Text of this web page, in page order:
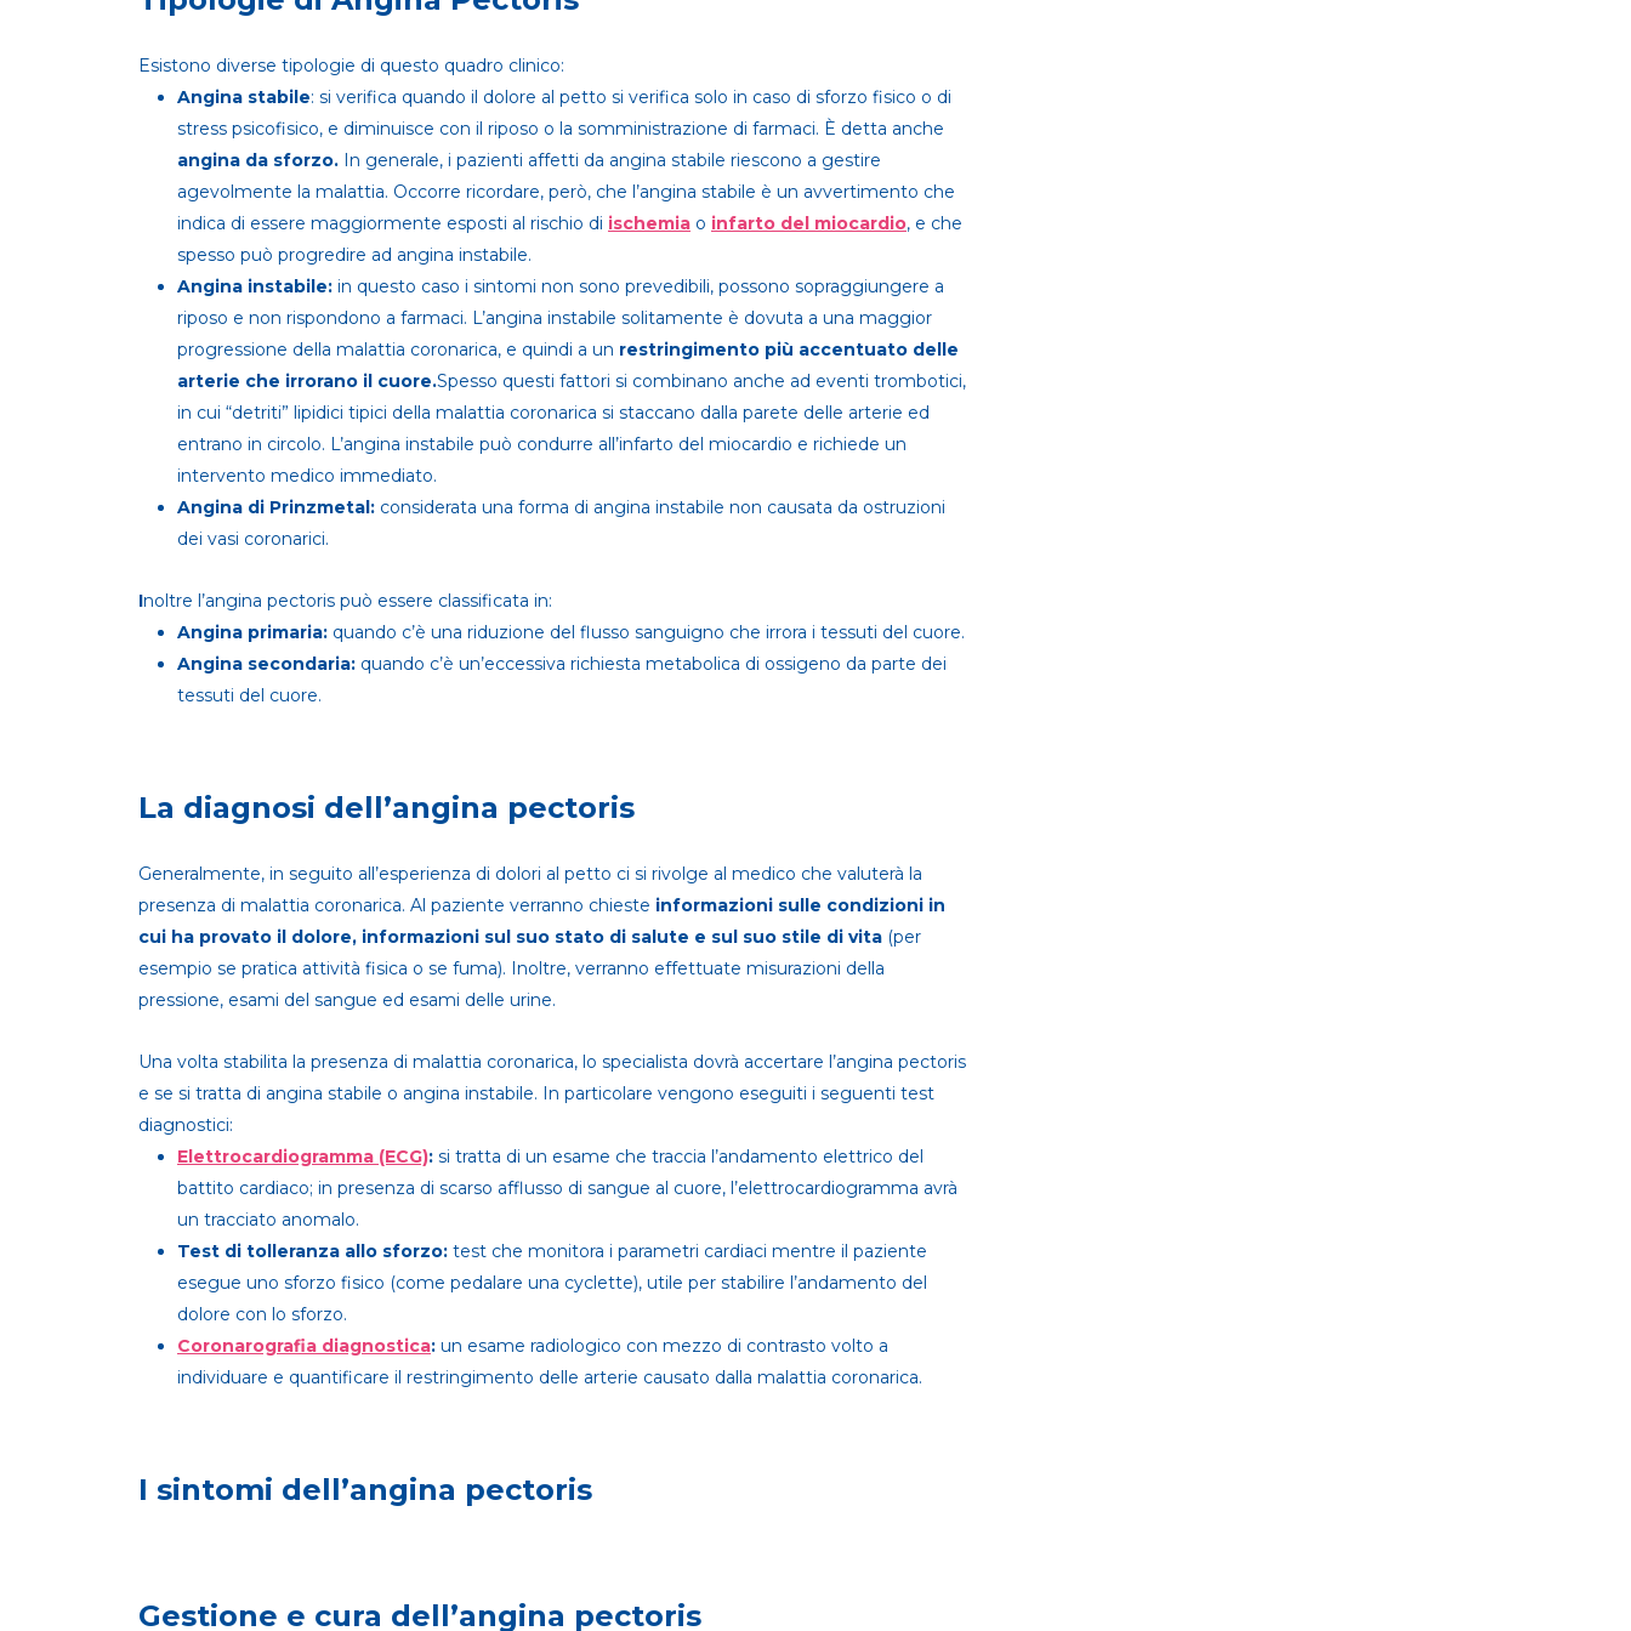
Esistono diverse tipologie di questo quadro clinico:
Angina stabile: si verifica quando il dolore al petto si verifica solo in caso di sforzo fisico o di
stress psicofisico, e diminuisce con il riposo o la somministrazione di farmaci. È detta anche
angina da sforzo. In generale, i pazienti affetti da angina stabile riescono a gestire
agevolmente la malattia. Occorre ricordare, però, che l’angina stabile è un avvertimento che
indica di essere maggiormente esposti al rischio di ischemia o infarto del miocardio, e che
spesso può progredire ad angina instabile.
Angina instabile: in questo caso i sintomi non sono prevedibili, possono sopraggiungere a
riposo e non rispondono a farmaci. L’angina instabile solitamente è dovuta a una maggior
progressione della malattia coronarica, e quindi a un restringimento più accentuato delle
arterie che irrorano il cuore.Spesso questi fattori si combinano anche ad eventi trombotici,
in cui “detriti” lipidici tipici della malattia coronarica si staccano dalla parete delle arterie ed
entrano in circolo. L’angina instabile può condurre all’infarto del miocardio e richiede un
intervento medico immediato.
Angina di Prinzmetal: considerata una forma di angina instabile non causata da ostruzioni
dei vasi coronarici.
Inoltre l’angina pectoris può essere classificata in:
Angina primaria: quando c’è una riduzione del flusso sanguigno che irrora i tessuti del cuore.
Angina secondaria: quando c’è un’eccessiva richiesta metabolica di ossigeno da parte dei
tessuti del cuore.
La diagnosi dell’angina pectoris
Generalmente, in seguito all’esperienza di dolori al petto ci si rivolge al medico che valuterà la
presenza di malattia coronarica. Al paziente verranno chieste informazioni sulle condizioni in
cui ha provato il dolore, informazioni sul suo stato di salute e sul suo stile di vita (per
esempio se pratica attività fisica o se fuma). Inoltre, verranno effettuate misurazioni della
pressione, esami del sangue ed esami delle urine.
Una volta stabilita la presenza di malattia coronarica, lo specialista dovrà accertare l’angina pectoris
e se si tratta di angina stabile o angina instabile. In particolare vengono eseguiti i seguenti test
diagnostici:
Elettrocardiogramma (ECG): si tratta di un esame che traccia l’andamento elettrico del
battito cardiaco; in presenza di scarso afflusso di sangue al cuore, l’elettrocardiogramma avrà
un tracciato anomalo.
Test di tolleranza allo sforzo: test che monitora i parametri cardiaci mentre il paziente
esegue uno sforzo fisico (come pedalare una cyclette), utile per stabilire l’andamento del
dolore con lo sforzo.
Coronarografia diagnostica: un esame radiologico con mezzo di contrasto volto a
individuare e quantificare il restringimento delle arterie causato dalla malattia coronarica.
I sintomi dell’angina pectoris
Gestione e cura dell’angina pectoris